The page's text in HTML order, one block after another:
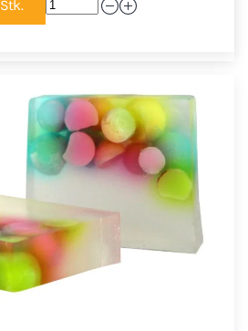
Stk.